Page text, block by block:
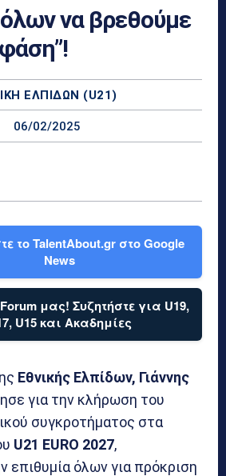
όλων να βρεθούμε
ΕΛΠΊΔΩΝ (U21)
06/02/2025
το TalentAbout.gr στο Google
News
μας! Συζητήστε για U19,
U15 και Ακαδημίες
Εθνικής Ελπίδων, Γιάννης
για την κλήρωση του
συγκροτήματος στα
U21 EURO 2027,
επιθυμία όλων για πρόκριση